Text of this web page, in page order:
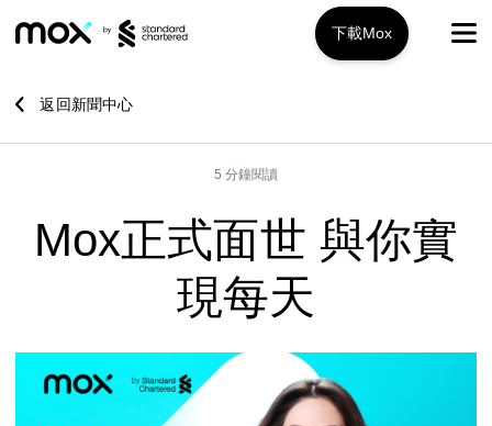
下載Mox
旅遊攻略
服務特色
Mox信用卡
關於我們
返回新聞中心
5 分鐘閱讀
Mox正式面世 與你實
現每天